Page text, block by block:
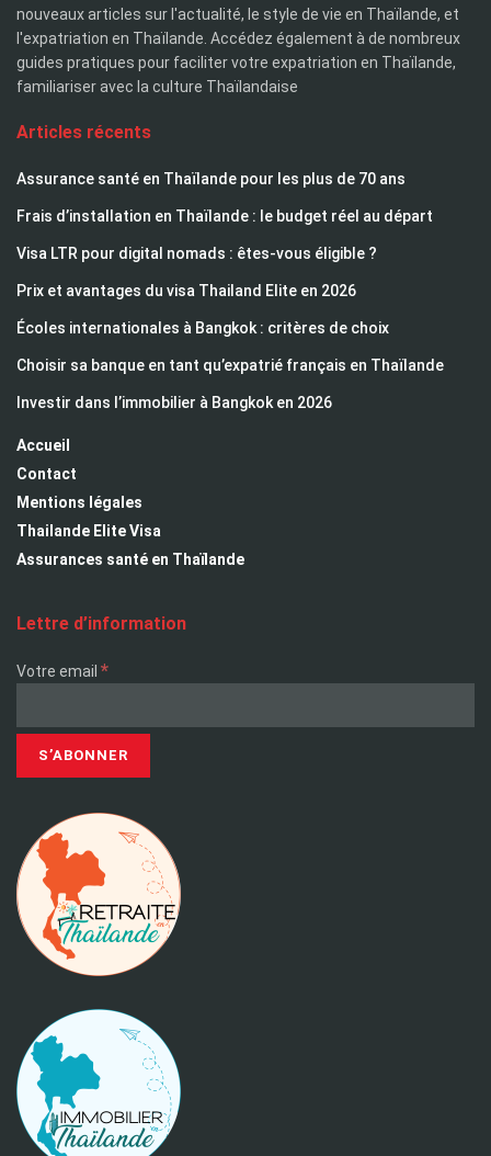
nouveaux articles sur l'actualité, le style de vie en Thaïlande, et
l'expatriation en Thaïlande. Accédez également à de nombreux
guides pratiques pour faciliter votre expatriation en Thaïlande,
familiariser avec la culture Thaïlandaise
Articles récents
Assurance santé en Thaïlande pour les plus de 70 ans
Frais d’installation en Thaïlande : le budget réel au départ
Visa LTR pour digital nomads : êtes-vous éligible ?
Prix et avantages du visa Thailand Elite en 2026
Écoles internationales à Bangkok : critères de choix
Choisir sa banque en tant qu’expatrié français en Thaïlande
Investir dans l’immobilier à Bangkok en 2026
Accueil
Contact
Mentions légales
Thailande Elite Visa
Assurances santé en Thaïlande
Lettre d’information
Votre email *